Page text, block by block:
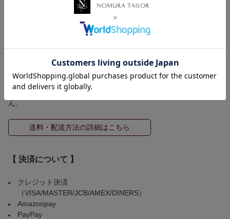
ゆうパケット 250円(規定のサイズ等の条件有)
5,500円（税込）以上お買い上げで国内送料無料！！
≪ 配送方法 ≫
※配送方法はご注文頂いた商品サイズによって弊社にて選択させ
ていただきます。
◆ 配送希望が通らなかった場合のキャンセルはお受けできませ
ん。
送料・配送方法の詳細はこちら
【 決済について 】
クレジット決済
（VISA/MASTER/JCB/AMEX/DINERS）
Amazonpay
PayPay